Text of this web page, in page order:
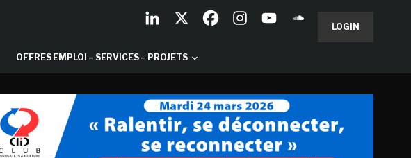
LOGIN
OFFRES EMPLOI – SERVICES – PROJETS